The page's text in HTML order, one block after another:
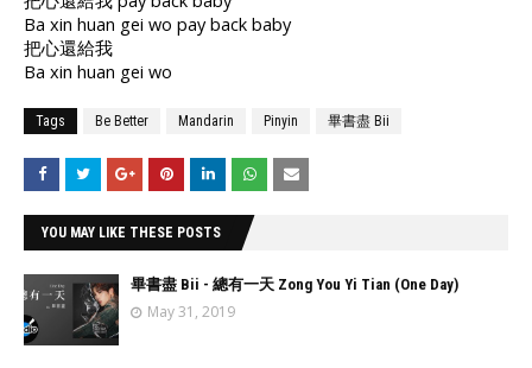
Ba xin huan gei wo pay back baby
把心還給我
Ba xin huan gei wo
Tags Be Better Mandarin Pinyin 畢書盡 Bii
YOU MAY LIKE THESE POSTS
畢書盡 Bii - 總有一天 Zong You Yi Tian (One Day)
May 31, 2019